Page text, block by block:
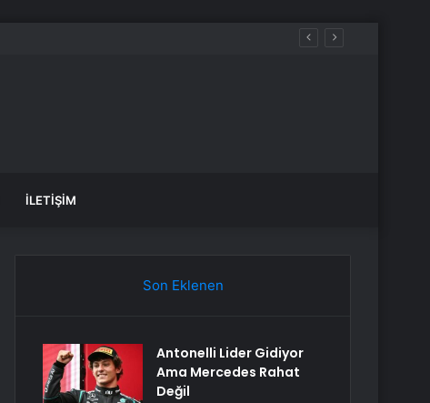
İLETIŞIM
Son Eklenen
Antonelli Lider Gidiyor
Ama Mercedes Rahat
Değil